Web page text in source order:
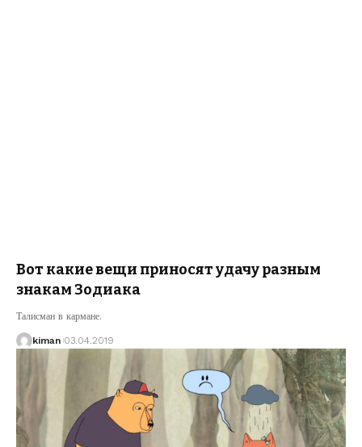
Вот какие вещи приносят удачу разным
знакам Зодиака
Талисман в кармане.
kiman 03.04.2019